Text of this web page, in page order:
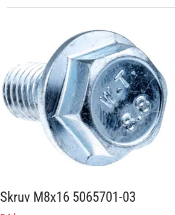
Skruv M8x16 5065701-03